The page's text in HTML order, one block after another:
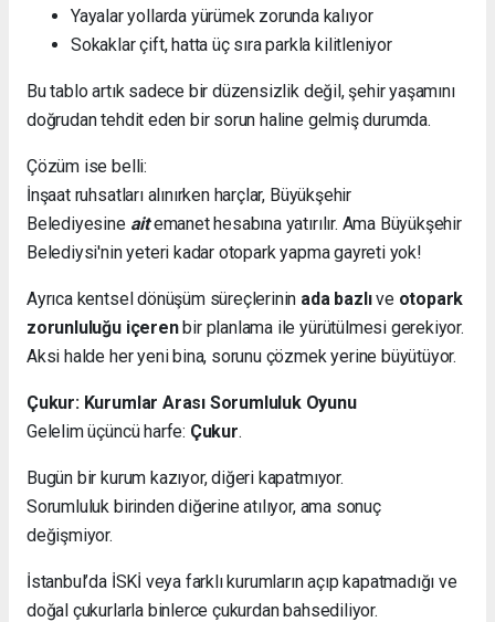
Yayalar yollarda yürümek zorunda kalıyor
Sokaklar çift, hatta üç sıra parkla kilitleniyor
Bu tablo artık sadece bir düzensizlik değil, şehir yaşamını
doğrudan tehdit eden bir sorun haline gelmiş durumda.
Çözüm ise belli:
İnşaat ruhsatları alınırken harçlar, Büyükşehir
Belediyesine aitemanet hesabına yatırılır. Ama Büyükşehir
Belediysi'nin yeteri kadar otopark yapma gayreti yok!
Ayrıca kentsel dönüşüm süreçlerinin ada bazlıve otopark
zorunluluğu içerenbir planlama ile yürütülmesi gerekiyor.
Aksi halde her yeni bina, sorunu çözmek yerine büyütüyor.
Çukur: Kurumlar Arası Sorumluluk Oyunu
Gelelim üçüncü harfe: Çukur.
Bugün bir kurum kazıyor, diğeri kapatmıyor.
Sorumluluk birinden diğerine atılıyor, ama sonuç
değişmiyor.
İstanbul’da İSKİ veya farklı kurumların açıp kapatmadığı ve
doğal çukurlarla binlerce çukurdan bahsediliyor.